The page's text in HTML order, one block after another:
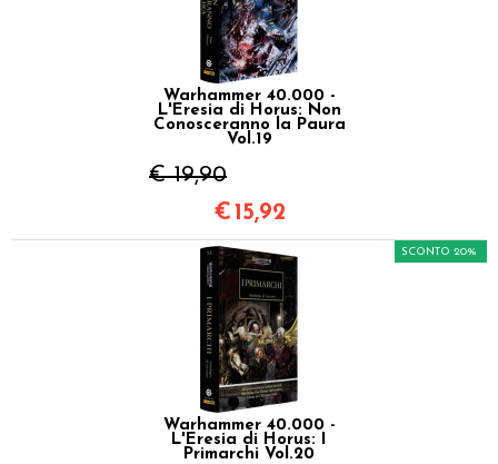
Warhammer 40.000 -
L'Eresia di Horus: Non
Conosceranno la Paura
Vol.19
€ 19,90
€ 15,92
Warhammer 40.000 -
L'Eresia di Horus: I
Primarchi Vol.20
SCONTO 20%